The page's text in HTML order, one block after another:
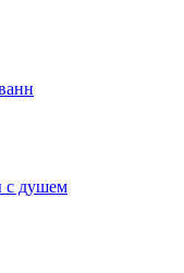
с душем